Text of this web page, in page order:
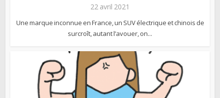
22 avril 2021
Une marque inconnue en France, un SUV électrique et chinois de
surcroît, autant l’avouer, on...